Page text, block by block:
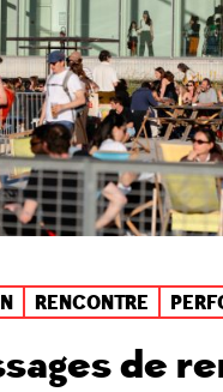
RENCONTRE
de